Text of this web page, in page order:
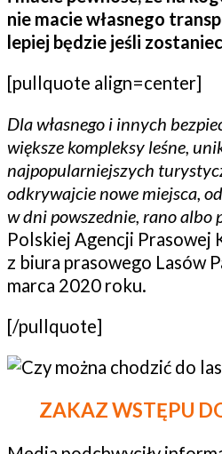
nie macie własnego
lepiej będzie jeśli
[pullquote align=center]
Dla własnego i innych
większe kompleksy leśne,
najpopularniejszych
odkrywajcie nowe miejsca,
w dni powszednie, rano albo
Polskiej Agencji Prasowej
z biura prasowego Lasów
marca 2020 roku.
[/pullquote]
ZAKAZ WSTĘPU